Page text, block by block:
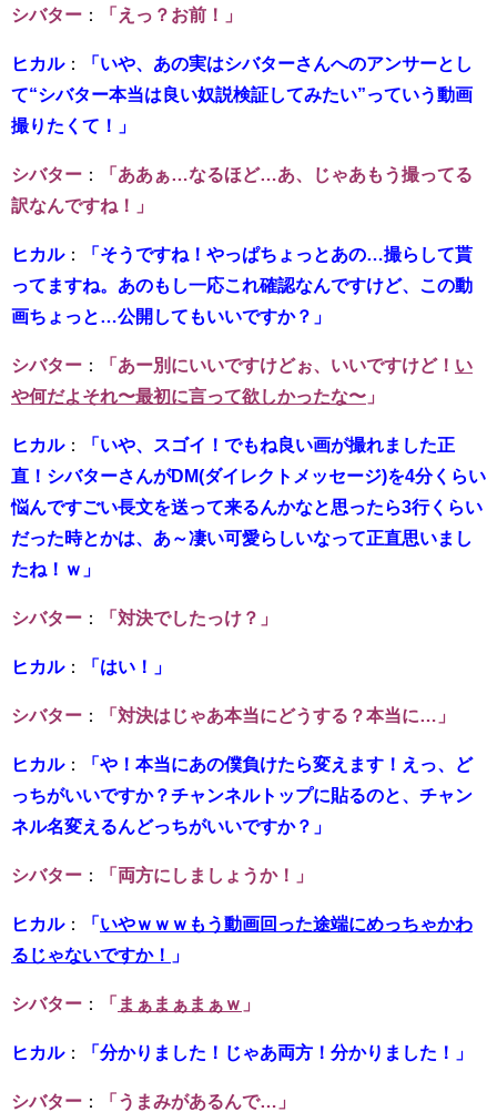
シバター ： 「えっ？お前！」
ヒカル：
「いや、あの実はシバターさんへのアンサーとし
て“シバター本当は良い奴説検証してみたい”っていう動画
撮りたくて！」
シバター ：
「ああぁ…なるほど…あ、じゃあもう撮ってる
訳なんですね！」
ヒカル：
「そうですね！やっぱちょっとあの…撮らして貰
ってますね。あのもし一応これ確認なんですけど、この動
画ちょっと…公開してもいいですか？」
シバター ： 「あー別にいいですけどぉ、いいですけど！ い
や何だよそれ〜最初に言って欲しかったな〜 」
ヒカル：
「いや、スゴイ！でもね良い画が撮れました正
直！シバターさんがDM(ダイレクトメッセージ)を4分くらい
悩んですごい長文を送って来るんかなと思ったら3行くらい
だった時とかは、あ～凄い可愛らしいなって正直思いまし
たね！ｗ」
シバター ： 「対決でしたっけ？」
ヒカル： 「はい！」
シバター ： 「対決はじゃあ本当にどうする？本当に…」
ヒカル：
「や！本当にあの僕負けたら変えます！えっ、ど
っちがいいですか？チャンネルトップに貼るのと、チャン
ネル名変えるんどっちがいいですか？」
シバター ： 「両方にしましょうか！」
ヒカル： 「 いやｗｗｗもう動画回った途端にめっちゃかわ
るじゃないですか！
」
シバター ： 「 まぁまぁまぁｗ 」
ヒカル： 「分かりました！じゃあ両方！分かりました！」
シバター ： 「うまみがあるんで…」